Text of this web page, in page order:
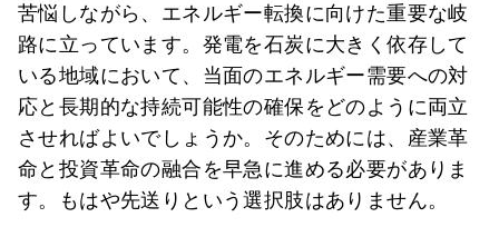
苦悩しながら、エネルギー転換に向けた重要な岐
路に立っています。発電を石炭に大きく依存して
いる地域において、当面のエネルギー需要への対
応と長期的な持続可能性の確保をどのように両立
させればよいでしょうか。そのためには、産業革
命と投資革命の融合を早急に進める必要がありま
す。もはや先送りという選択肢はありません。